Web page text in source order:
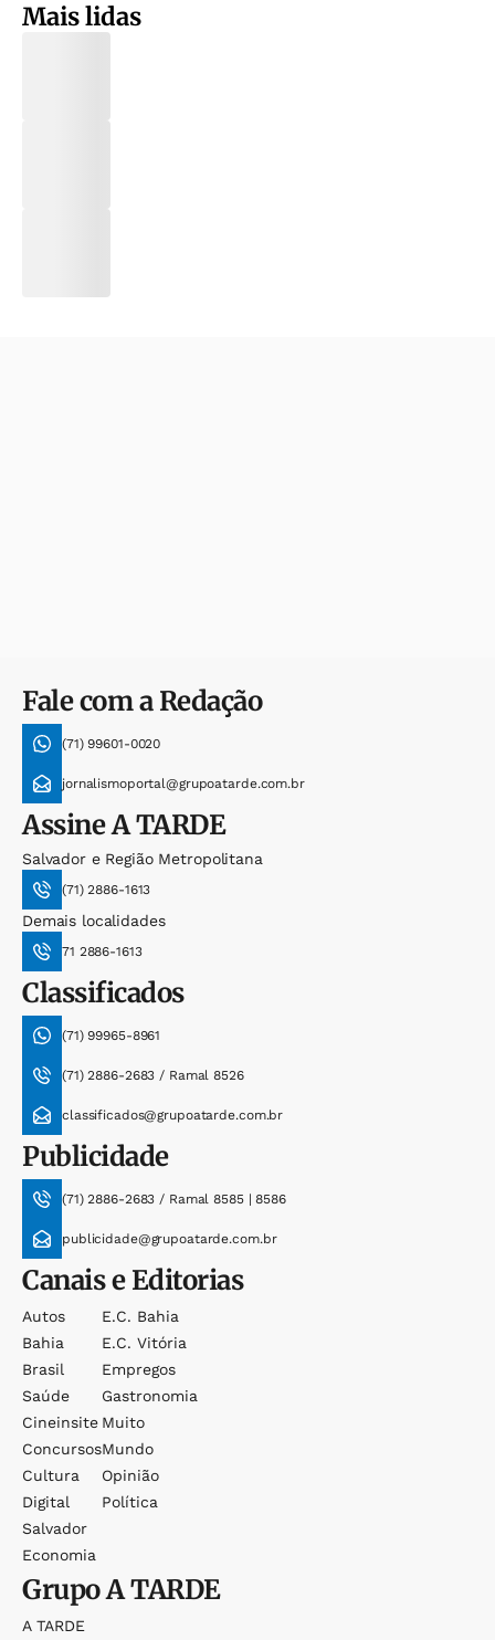
Mais lidas
Fale com a Redação
(71) 99601-0020
jornalismoportal@grupoatarde.com.br
AssineA TARDE
Salvador e Região Metropolitana
(71) 2886-1613
Demais localidades
71 2886-1613
Classificados
(71) 99965-8961
(71) 2886-2683 / Ramal 8526
classificados@grupoatarde.com.br
Publicidade
(71) 2886-2683 / Ramal 8585 | 8586
publicidade@grupoatarde.com.br
Canais e Editorias
Autos
Bahia
Brasil
Saúde
Cineinsite
Concursos
Cultura
Digital
Salvador
Economia
E.c. Bahia
E.c. Vitória
Empregos
Gastronomia
Muito
Mundo
Opinião
Política
GrupoA TARDE
A TARDE